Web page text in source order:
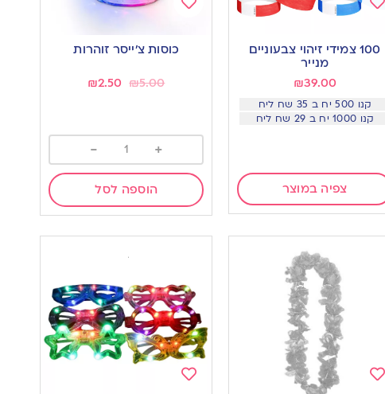
wishlist
100 צמידי זיהוי צבעוניים
מנייר
₪39.00
קנו 500 יח ב 35 שח ליח
קנו 1000 יח ב 29 שח ליח
צפיה במוצר
wishlist
כוסות צ’ייסר זוהרות
₪5.00
₪2.50
+
-
הוספה לסל